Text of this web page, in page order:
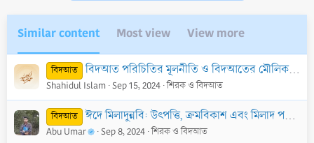
Similar content Most view View more
বিদআত বিদআত পরিচিতির মূলনীতি ও বিদআতের মৌলিক নীতিমালা
Shahidul Islam Sep 15, 2024 শিরক ও বিদআত
বিদআত ঈদে মিলাদুন্নবি: উৎপত্তি, ক্রমবিকাশ এবং মিলাদ পন্থীদের ৫টি বহুল প্রচলিত সংশয়ের খণ্ডন - ১ম পর্ব
Abu Umar Sep 8, 2024 শিরক ও বিদআত